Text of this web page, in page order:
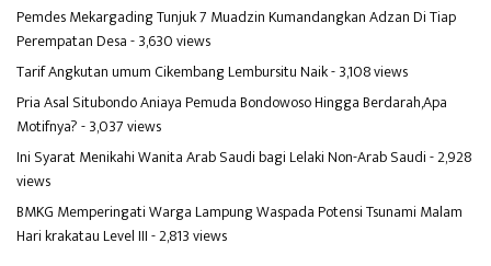
Pemdes Mekargading Tunjuk 7 Muadzin Kumandangkan Adzan Di Tiap
Perempatan Desa- 3,630 views
Tarif Angkutan umum Cikembang Lembursitu Naik- 3,108 views
Pria Asal Situbondo Aniaya Pemuda Bondowoso Hingga Berdarah,Apa
Motifnya?- 3,037 views
Ini Syarat Menikahi Wanita Arab Saudi bagi Lelaki Non-Arab Saudi- 2,928
views
BMKG Memperingati Warga Lampung Waspada Potensi Tsunami Malam
Hari krakatau Level III- 2,813 views